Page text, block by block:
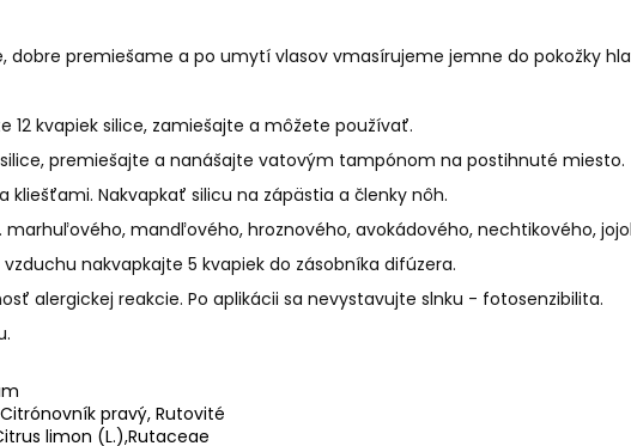
dobre premiešame a po umytí vlasov vmasírujeme jemne do pokožky
12 kvapiek silice, zamiešajte a môžete používať.
silice, premiešajte a nanášajte vatovým tampónom na postihnuté miesto.
kliešťami. Nakvapkať silicu na zápästia a členky nôh.
mandľového, hroznového, avokádového, nechtikového,
nakvapkajte 5 kvapiek do zásobníka difúzera.
alergickej reakcie. Po aplikácii sa nevystavujte slnku - fotosenzibilita.
Citrónovník pravý, Rutovité
limon (L.),Rutaceae